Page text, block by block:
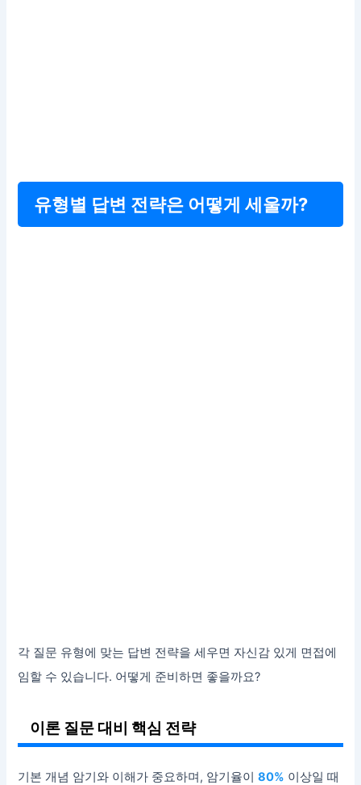
유형별 답변 전략은 어떻게 세울까?
각 질문 유형에 맞는 답변 전략을 세우면 자신감 있게 면접에
임할 수 있습니다. 어떻게 준비하면 좋을까요?
이론 질문 대비 핵심 전략
기본 개념 암기와 이해가 중요하며, 암기율이80% 이상일 때